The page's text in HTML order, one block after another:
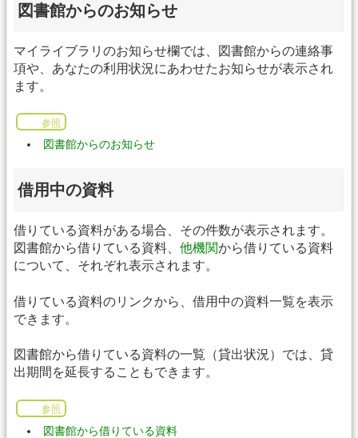
図書館からのお知らせ
マイライブラリのお知らせ欄では、図書館からの連絡事
項や、あなたの利用状況にあわせたお知らせが表示され
ます。
参照
図書館からのお知らせ
借用中の資料
借りている資料がある場合、その件数が表示されます。
図書館から借りている資料、 他機関から借りている資料
について、それぞれ表示されます。
借りている資料のリンクから、借用中の資料一覧を表示
できます。
図書館から借りている資料の一覧（貸出状況）では、貸
出期間を延長することもできます。
参照
図書館から借りている資料